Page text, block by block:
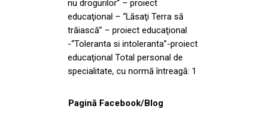
nu drogurilor” – proiect
educaţional – “Lăsaţi Terra să
trăiască” – proiect educaţional
-“Toleranta si intoleranta”-proiect
educaţional Total personal de
specialitate, cu normă întreagă: 1
Pagină Facebook/Blog